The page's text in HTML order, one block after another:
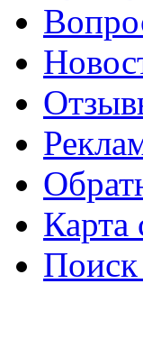
Карта
Поиск